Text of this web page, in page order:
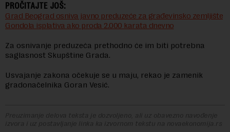
PROČITAJTE JOŠ:
Grad Beograd osniva javno preduzeće za građevinsko zemljište
Gondola isplativa ako proda 2.000 karata dnevno
Za osnivanje preduzeća prethodno će im biti potrebna
saglasnost Skupštine Grada.
Usvajanje zakona očekuje se u maju, rekao je zamenik
gradonačelnika Goran Vesić.
Preuzimanje delova teksta je dozvoljeno, ali uz obavezno navođenje
izvora i uz postavljanje linka ka izvornom tekstu na novaekonomija.rs